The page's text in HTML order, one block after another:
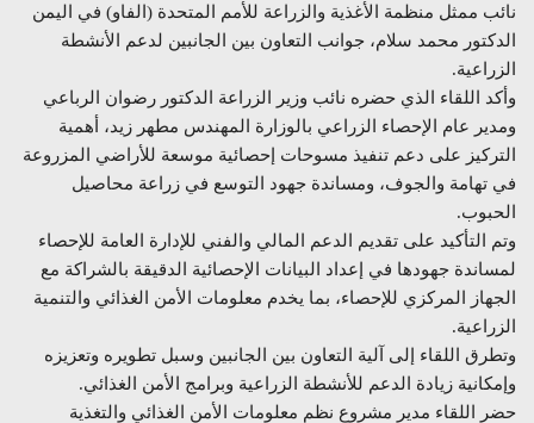
نائب ممثل منظمة الأغذية والزراعة للأمم المتحدة (الفاو) في اليمن
الدكتور محمد سلام، جوانب التعاون بين الجانبين لدعم الأنشطة
الزراعية.
وأكد اللقاء الذي حضره نائب وزير الزراعة الدكتور رضوان الرباعي
ومدير عام الإحصاء الزراعي بالوزارة المهندس مطهر زيد، أهمية
التركيز على دعم تنفيذ مسوحات إحصائية موسعة للأراضي المزروعة
في تهامة والجوف، ومساندة جهود التوسع في زراعة محاصيل
الحبوب.
وتم التأكيد على تقديم الدعم المالي والفني للإدارة العامة للإحصاء
لمساندة جهودها في إعداد البيانات الإحصائية الدقيقة بالشراكة مع
الجهاز المركزي للإحصاء، بما يخدم معلومات الأمن الغذائي والتنمية
الزراعية.
وتطرق اللقاء إلى آلية التعاون بين الجانبين وسبل تطويره وتعزيزه
وإمكانية زيادة الدعم للأنشطة الزراعية وبرامج الأمن الغذائي.
حضر اللقاء مدير مشروع نظم معلومات الأمن الغذائي والتغذية